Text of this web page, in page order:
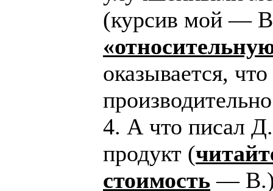
(курсив мой —
оказывается,
4. А что писал
продукт (
стоимость — В.),